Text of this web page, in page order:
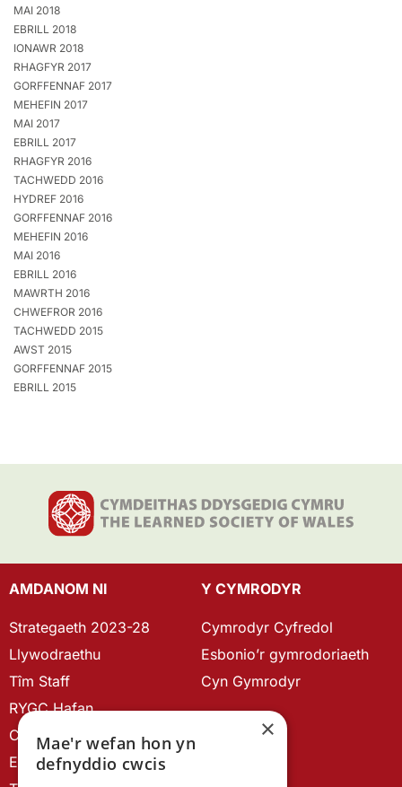
MAI 2018
EBRILL 2018
IONAWR 2018
RHAGFYR 2017
GORFFENNAF 2017
MEHEFIN 2017
MAI 2017
EBRILL 2017
RHAGFYR 2016
TACHWEDD 2016
HYDREF 2016
GORFFENNAF 2016
MEHEFIN 2016
MAI 2016
EBRILL 2016
MAWRTH 2016
CHWEFROR 2016
TACHWEDD 2015
AWST 2015
GORFFENNAF 2015
EBRILL 2015
AMDANOM NI
Strategaeth 2023-28
Llywodraethu
Tîm Staff
RYGC Hafan
Canllawiau brandio
Ein Hanes
Y CYMRODYR
Cymrodyr Cyfredol
Esbonio’r gymrodoriaeth
Cyn Gymrodyr
×
Mae'r wefan hon yn
defnyddio cwcis